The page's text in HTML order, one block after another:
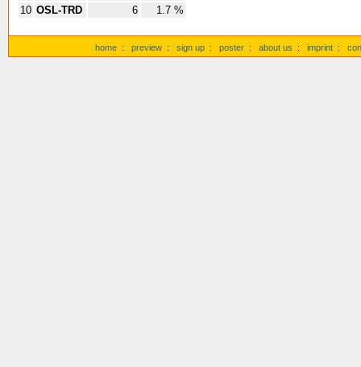
10 OSL-TRD 6 1.7 %
home : preview : sign up : poster : about us : imprint :